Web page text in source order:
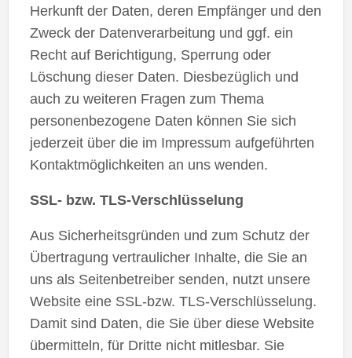
Herkunft der Daten, deren Empfänger und den
Zweck der Datenverarbeitung und ggf. ein
Recht auf Berichtigung, Sperrung oder
Löschung dieser Daten. Diesbezüglich und
auch zu weiteren Fragen zum Thema
personenbezogene Daten können Sie sich
jederzeit über die im Impressum aufgeführten
Kontaktmöglichkeiten an uns wenden.
SSL- bzw. TLS-Verschlüsselung
Aus Sicherheitsgründen und zum Schutz der
Übertragung vertraulicher Inhalte, die Sie an
uns als Seitenbetreiber senden, nutzt unsere
Website eine SSL-bzw. TLS-Verschlüsselung.
Damit sind Daten, die Sie über diese Website
übermitteln, für Dritte nicht mitlesbar. Sie